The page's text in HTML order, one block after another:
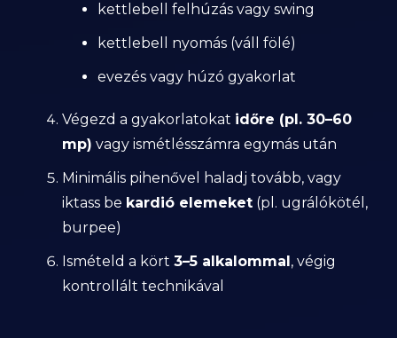
kettlebell felhúzás vagy swing
kettlebell nyomás (váll fölé)
evezés vagy húzó gyakorlat
Végezd a gyakorlatokat időre (pl. 30–60
mp) vagy ismétlésszámra egymás után
Minimális pihenővel haladj tovább, vagy
iktass be kardió elemeket (pl. ugrálókötél,
burpee)
Ismételd a kört 3–5 alkalommal, végig
kontrollált technikával